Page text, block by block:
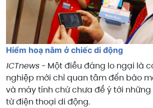
Hiểm hoạ nằm ở chiếc di động
ICTnews - Một điều đáng lo ngại là
nghiệp mới chỉ quan tâm đến bảo
và máy tính chứ chưa để ý tới
từ điện thoại di động.